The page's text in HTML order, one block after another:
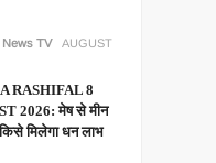
News TV
AUGUST
RASHIFAL 8
2026: मेष से मीन
मिलेगा धन लाभ